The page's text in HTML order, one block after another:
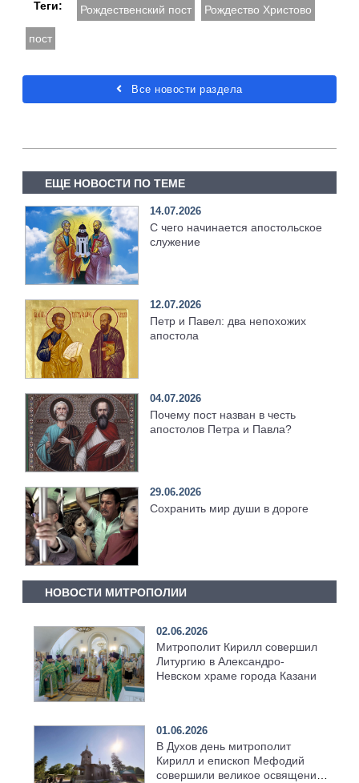
Теги: Рождественский пост Рождество Христово
пост
Все новости раздела
ЕЩЕ НОВОСТИ ПО ТЕМЕ
14.07.2026
С чего начинается апостольское
служение
12.07.2026
Петр и Павел: два непохожих
апостола
04.07.2026
Почему пост назван в честь
апостолов Петра и Павла?
29.06.2026
Сохранить мир души в дороге
НОВОСТИ МИТРОПОЛИИ
02.06.2026
Митрополит Кирилл совершил
Литургию в Александро-
Невском храме города Казани
01.06.2026
В Духов день митрополит
Кирилл и епископ Мефодий
совершили великое освящение